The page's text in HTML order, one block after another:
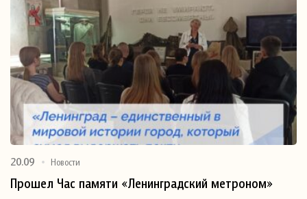
20.09 Новости
Прошел Час памяти «Ленинградский метроном»